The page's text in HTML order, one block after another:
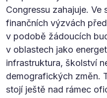
Congressu zahajuje.
finančních výzvách
v podobě žádoucích
v oblastech jako
infrastruktura, školství
demografických změn.
stojí ještě nad rámec